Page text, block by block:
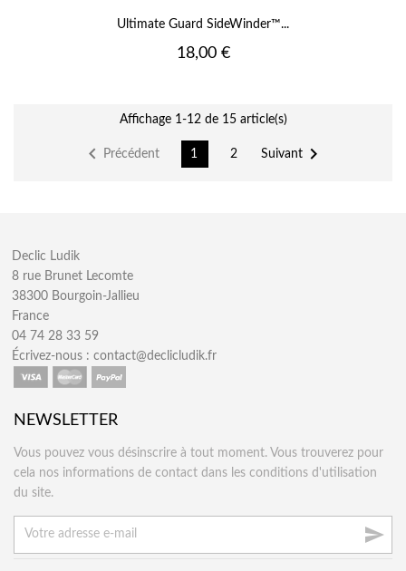
Ultimate Guard SideWinder™...
Prix
18,00 €
Affichage 1-12 de 15 article(s)
 Précédent 1 2 Suivant
Declic Ludik
8 rue Brunet Lecomte
38300 Bourgoin-Jallieu
France
04 74 28 33 59
Écrivez-nous :contact@declicludik.fr
NEWSLETTER
Vous pouvez vous désinscrire à tout moment. Vous trouverez pour
cela nos informations de contact dans les conditions d'utilisation
du site.
